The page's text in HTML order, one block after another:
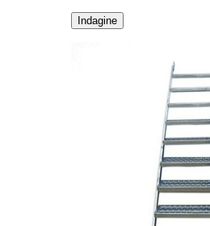
Indagine